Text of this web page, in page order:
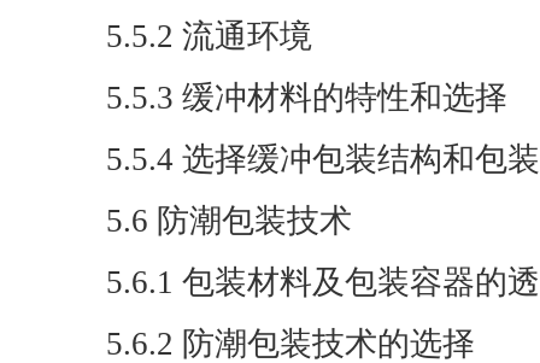
5.5.2 流通环境
5.5.3 缓冲材料的特性和选择
5.5.4 选择缓冲包装结构和包
5.6 防潮包装技术
5.6.1 包装材料及包装容器的
5.6.2 防潮包装技术的选择